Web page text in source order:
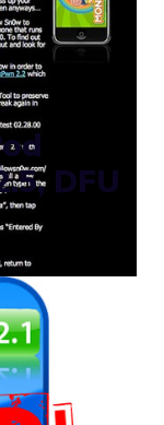
di
disponibile
una
DFU